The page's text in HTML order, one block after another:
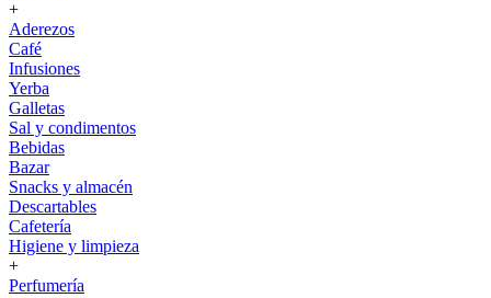
+
Aderezos
Café
Infusiones
Yerba
Galletas
Sal y condimentos
Bebidas
Bazar
Snacks y almacén
Descartables
Cafetería
Higiene y limpieza
+
Perfumería